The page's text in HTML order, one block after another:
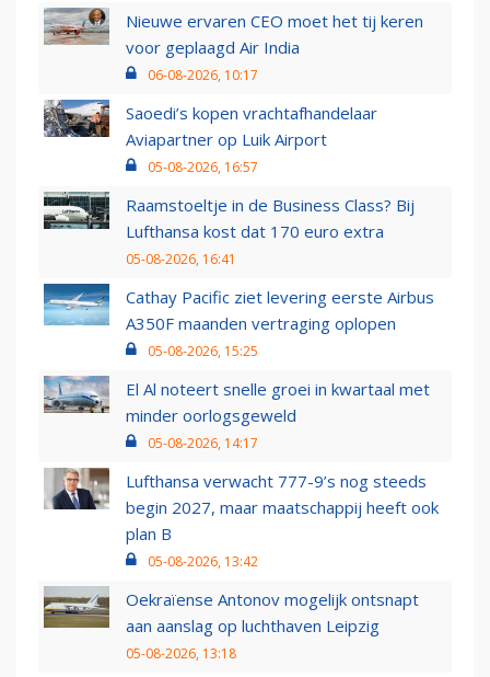
Nieuwe ervaren CEO moet het tij keren
voor geplaagd Air India
06-08-2026, 10:17
Saoedi’s kopen vrachtafhandelaar
Aviapartner op Luik Airport
05-08-2026, 16:57
Raamstoeltje in de Business Class? Bij
Lufthansa kost dat 170 euro extra
05-08-2026, 16:41
Cathay Pacific ziet levering eerste Airbus
A350F maanden vertraging oplopen
05-08-2026, 15:25
El Al noteert snelle groei in kwartaal met
minder oorlogsgeweld
05-08-2026, 14:17
Lufthansa verwacht 777-9’s nog steeds
begin 2027, maar maatschappij heeft ook
plan B
05-08-2026, 13:42
Oekraïense Antonov mogelijk ontsnapt
aan aanslag op luchthaven Leipzig
05-08-2026, 13:18